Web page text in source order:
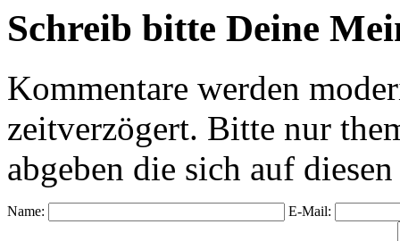
Schreib bitte Deine
Kommentare werden
zeitverzögert. Bitte nur
abgeben die sich auf
Name: E-Mail: